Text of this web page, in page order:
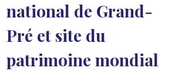
national de Grand-
Pré et site du
patrimoine mondial